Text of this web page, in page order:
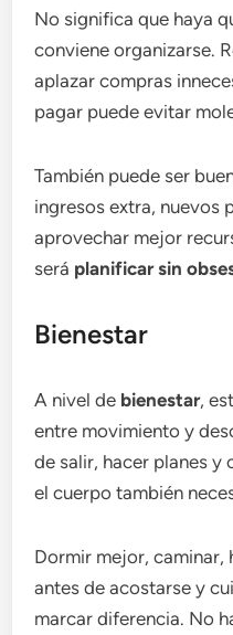
No significa que haya
conviene organizarse.
aplazar compras
pagar puede evitar
También puede ser
ingresos extra, nuevos
aprovechar mejor
será planificar sin
Bienestar
A nivel de bienestar,
entre movimiento y
de salir, hacer planes y
el cuerpo también
Dormir mejor, caminar,
antes de acostarse y
marcar diferencia. No